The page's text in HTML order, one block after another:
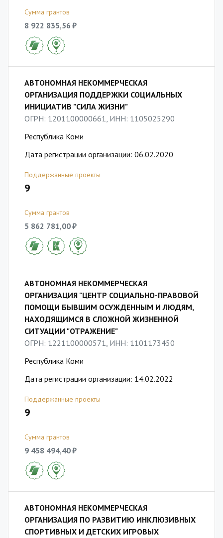
Сумма грантов
8 922 835,56 ₽
АВТОНОМНАЯ НЕКОММЕРЧЕСКАЯ
ОРГАНИЗАЦИЯ ПОДДЕРЖКИ СОЦИАЛЬНЫХ
ИНИЦИАТИВ "СИЛА ЖИЗНИ"
ОГРН: 1201100000661, ИНН: 1105025290
Республика Коми
Дата регистрации организации: 06.02.2020
Поддержанные проекты
9
Сумма грантов
5 862 781,00 ₽
АВТОНОМНАЯ НЕКОММЕРЧЕСКАЯ
ОРГАНИЗАЦИЯ "ЦЕНТР СОЦИАЛЬНО-ПРАВОВОЙ
ПОМОЩИ БЫВШИМ ОСУЖДЕННЫМ И ЛЮДЯМ,
НАХОДЯЩИМСЯ В СЛОЖНОЙ ЖИЗНЕННОЙ
СИТУАЦИИ "ОТРАЖЕНИЕ"
ОГРН: 1221100000571, ИНН: 1101173450
Республика Коми
Дата регистрации организации: 14.02.2022
Поддержанные проекты
9
Сумма грантов
9 458 494,40 ₽
АВТОНОМНАЯ НЕКОММЕРЧЕСКАЯ
ОРГАНИЗАЦИЯ ПО РАЗВИТИЮ ИНКЛЮЗИВНЫХ
СПОРТИВНЫХ И ДЕТСКИХ ИГРОВЫХ